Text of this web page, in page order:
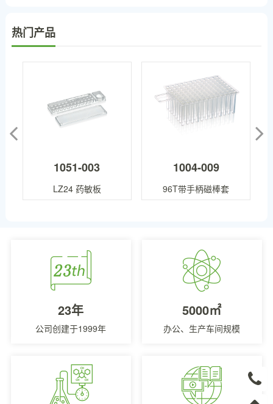
热门产品
1051-003
LZ24 药敏板
1004-009
96T带手柄磁棒套
23年
公司创建于1999年
5000㎡
办公、生产车间规模